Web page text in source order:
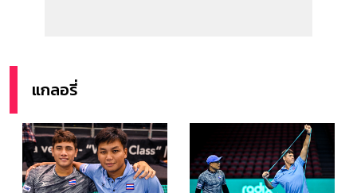
แกลอรี่